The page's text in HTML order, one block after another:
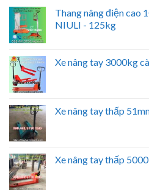
Thang nâng điện cao
NIULI - 125kg
Xe nâng tay 3000kg
Xe nâng tay thấp
Xe nâng tay thấp